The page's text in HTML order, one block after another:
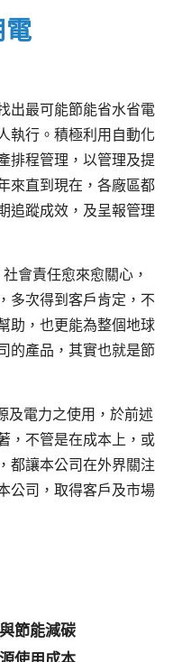
出最可能節能省水省電
執行。積極利用自動化
排程管理，以管理及提
來直到現在，各廠區都
追蹤成效，及呈報管理
會責任愈來愈關心，
多次得到客戶肯定，不
助，也更能為整個地球
的產品，其實也就是節
及電力之使用，於前述
，不管是在成本上，或
都讓本公司在外界關注
公司，取得客戶及市場
節能減碳